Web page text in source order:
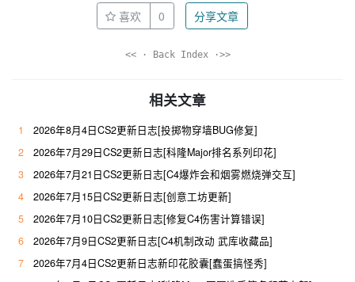
喜欢 0 分享文章
<< · Back Index ·>>
相关文章
1
2026年8月4日CS2更新日志[投掷物穿墙BUG修复]
2
2026年7月29日CS2更新日志[科隆Major排名系列印花]
3
2026年7月21日CS2更新日志[C4爆炸会和烟雾燃烧弹交互]
4
2026年7月15日CS2更新日志[创意工坊更新]
5
2026年7月10日CS2更新日志[修复C4伤害计算错误]
6
2026年7月9日CS2更新日志[C4机制改动 武库收藏品]
7
2026年7月4日CS2更新日志新印花胶囊[蠢蛋搞怪秀]